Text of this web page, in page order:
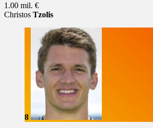
1.00 mil. €
Christos Tzolis
8